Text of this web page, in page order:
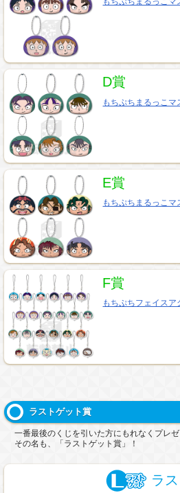
D賞
もちぷちまるっこマ
E賞
もちぷちまるっこ
F賞
もちぷちフェイスア
ラストゲット賞
一番最後のくじを引いた方にもれなくプレゼ
その名も、「ラストゲット賞」！
ラス